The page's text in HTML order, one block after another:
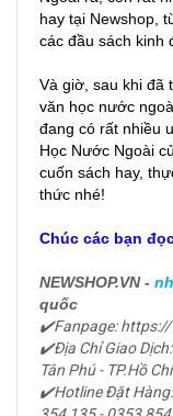
hay tại Newshop,
các đầu sách kinh
Và giờ, sau khi đã
văn học nước
đang có rất nhiều
Học Nước Ngoài
cuốn sách hay,
thức nhé!
Chúc các bạn
NEWSHOP.VN -
quốc
✔️Fanpage:
✔️Địa Chỉ Giao
Tân Phú - TP.Hồ
✔️Hotline Đặt